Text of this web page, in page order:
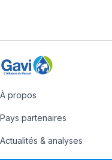
Footer
À propos
Pays partenaires
Actualités & analyses